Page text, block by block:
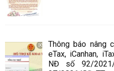
Thông báo nâng
eTax, iCanhan,
NĐ số 92/